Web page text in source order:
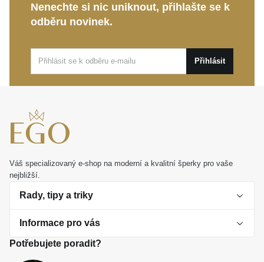
zlata ROLObude vždy dokonalou volbou. Podtrhněte
svou osobnost šperkem, který s vámi bude sdílet
Nenechte si nic uniknout, přihlašte se k
odběru novinek.
Přihlásit
Váš specializovaný e-shop na moderní a kvalitní šperky pro vaše
nejbližší.
Rady, tipy a triky
O perlách
Jak vybrat perlový šperk
Informace pro vás
Potřebujete poradit?